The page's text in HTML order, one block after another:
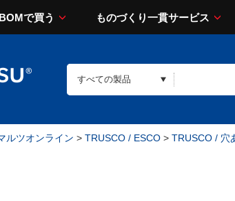
BOMで買う ものづくり一貫サービス
ルツオンライン > TRUSCO / ESCO > TRUSCO / 穴